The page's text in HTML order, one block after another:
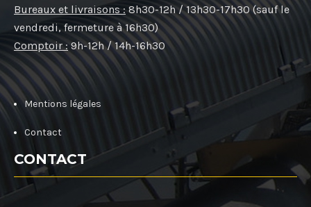
Bureaux et livraisons : 8h30-12h / 13h30-17h30 (sauf le
vendredi, fermeture à 16h30)
Comptoir : 9h-12h / 14h-16h30
Mentions légales
Contact
CONTACT